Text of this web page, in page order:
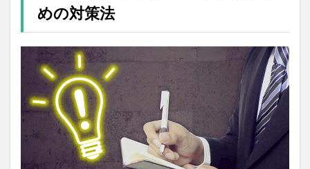
めの対策法